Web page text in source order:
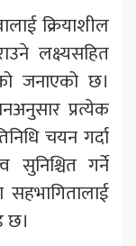
क्रियाशील
लक्ष्यसहित
जनाएको छ।
प्रत्येक
चयन गर्दा
सुनिश्चित गर्ने
सहभागितालाई
छ।